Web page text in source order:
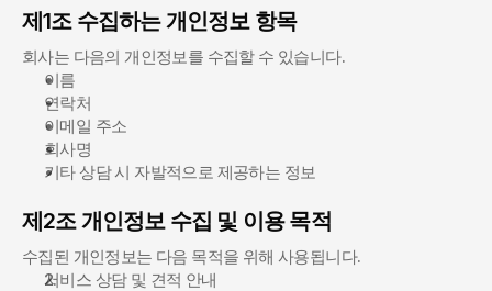
제1조 수집하는 개인정보 항목
회사는 다음의 개인정보를 수집할 수 있습니다.
이름
연락처
이메일 주소
회사명
기타 상담 시 자발적으로 제공하는 정보
제2조 개인정보 수집 및 이용 목적
수집된 개인정보는 다음 목적을 위해 사용됩니다.
서비스 상담 및 견적 안내